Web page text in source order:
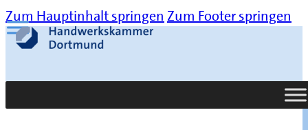
Zum Hauptinhalt springen Zum Footer springen
Suche